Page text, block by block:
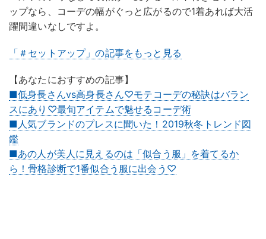
ップなら、コーデの幅がぐっと広がるので1着あれば大活
躍間違いなしですよ。
「＃セットアップ」の記事をもっと見る
【あなたにおすすめの記事】
■低身長さんvs高身長さん♡モテコーデの秘訣はバラン
スにあり♡最旬アイテムで魅せるコーデ術
■人気ブランドのプレスに聞いた！2019秋冬トレンド図
鑑
■あの人が美人に見えるのは「似合う服」を着てるか
ら！骨格診断で1番似合う服に出会う♡